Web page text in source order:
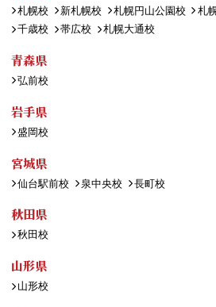
札幌校 新札幌校 札幌円山公園校 札
千歳校
帯広校 札幌大通校
青森県
弘前校
岩手県
盛岡校
宮城県
仙台駅前校 泉中央校 長町校
秋田県
秋田校
山形県
山形校